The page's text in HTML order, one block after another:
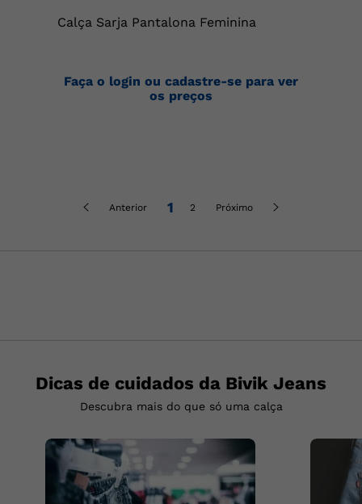
Calça Sarja Pantalona Feminina
Faça o login ou cadastre-se para ver
os preços
Anterior 1 2 Próximo
Dicas de cuidados da Bivik Jeans
Descubra mais do que só uma calça